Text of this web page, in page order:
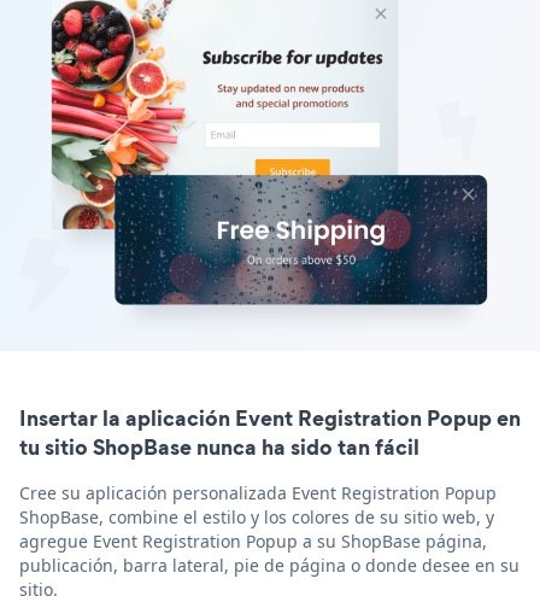
Insertar la aplicación Event Registration Popup en
tu sitio ShopBase nunca ha sido tan fácil
Cree su aplicación personalizada Event Registration Popup
ShopBase, combine el estilo y los colores de su sitio web, y
agregue Event Registration Popup a su ShopBase página,
publicación, barra lateral, pie de página o donde desee en su
sitio.